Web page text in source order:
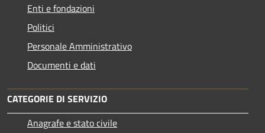
Enti e fondazioni
Politici
Personale Amministrativo
Documenti e dati
CATEGORIE DI SERVIZIO
Anagrafe e stato civile